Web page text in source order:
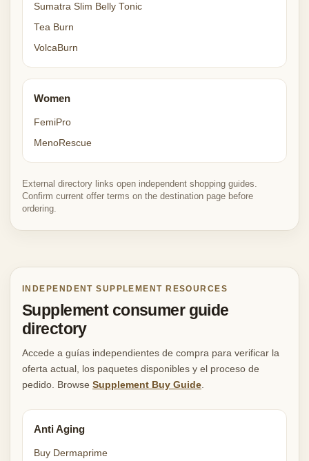
Sumatra Slim Belly Tonic
Tea Burn
VolcaBurn
Women
FemiPro
MenoRescue
External directory links open independent shopping guides.
Confirm current offer terms on the destination page before
ordering.
INDEPENDENT SUPPLEMENT RESOURCES
Supplement consumer guide
directory
Accede a guías independientes de compra para verificar la
oferta actual, los paquetes disponibles y el proceso de
pedido. Browse Supplement Buy Guide
Anti Aging
Buy Dermaprime